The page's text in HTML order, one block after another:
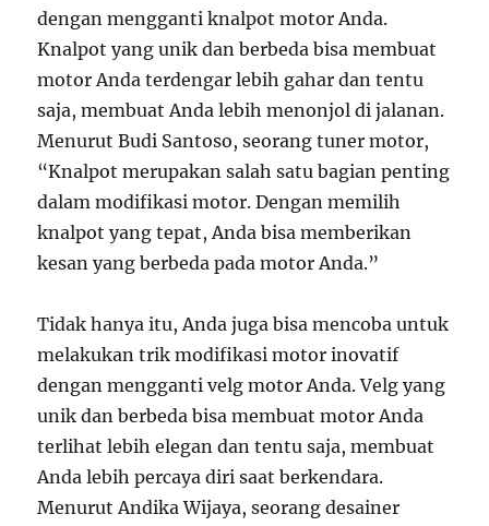
dengan mengganti knalpot motor Anda.
Knalpot yang unik dan berbeda bisa membuat
motor Anda terdengar lebih gahar dan tentu
saja, membuat Anda lebih menonjol di jalanan.
Menurut Budi Santoso, seorang tuner motor,
“Knalpot merupakan salah satu bagian penting
dalam modifikasi motor. Dengan memilih
knalpot yang tepat, Anda bisa memberikan
kesan yang berbeda pada motor Anda.”
Tidak hanya itu, Anda juga bisa mencoba untuk
melakukan trik modifikasi motor inovatif
dengan mengganti velg motor Anda. Velg yang
unik dan berbeda bisa membuat motor Anda
terlihat lebih elegan dan tentu saja, membuat
Anda lebih percaya diri saat berkendara.
Menurut Andika Wijaya, seorang desainer